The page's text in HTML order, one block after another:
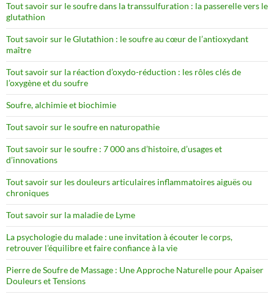
Tout savoir sur le soufre dans la transsulfuration : la passerelle vers le
glutathion
Tout savoir sur le Glutathion : le soufre au cœur de l’antioxydant
maître
Tout savoir sur la réaction d’oxydo-réduction : les rôles clés de
l’oxygène et du soufre
Soufre, alchimie et biochimie
Tout savoir sur le soufre en naturopathie
Tout savoir sur le soufre : 7 000 ans d’histoire, d’usages et
d’innovations
Tout savoir sur les douleurs articulaires inflammatoires aiguës ou
chroniques
Tout savoir sur la maladie de Lyme
La psychologie du malade : une invitation à écouter le corps,
retrouver l’équilibre et faire confiance à la vie
Pierre de Soufre de Massage : Une Approche Naturelle pour Apaiser
Douleurs et Tensions